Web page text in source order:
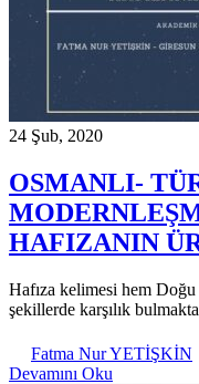
24 Şub, 2020
OSMANLI-
HAFIZANIN
Hafıza kelimesi hem
şekillerde karşılık
Fatma Nur YETİŞKİN
Devamını Oku